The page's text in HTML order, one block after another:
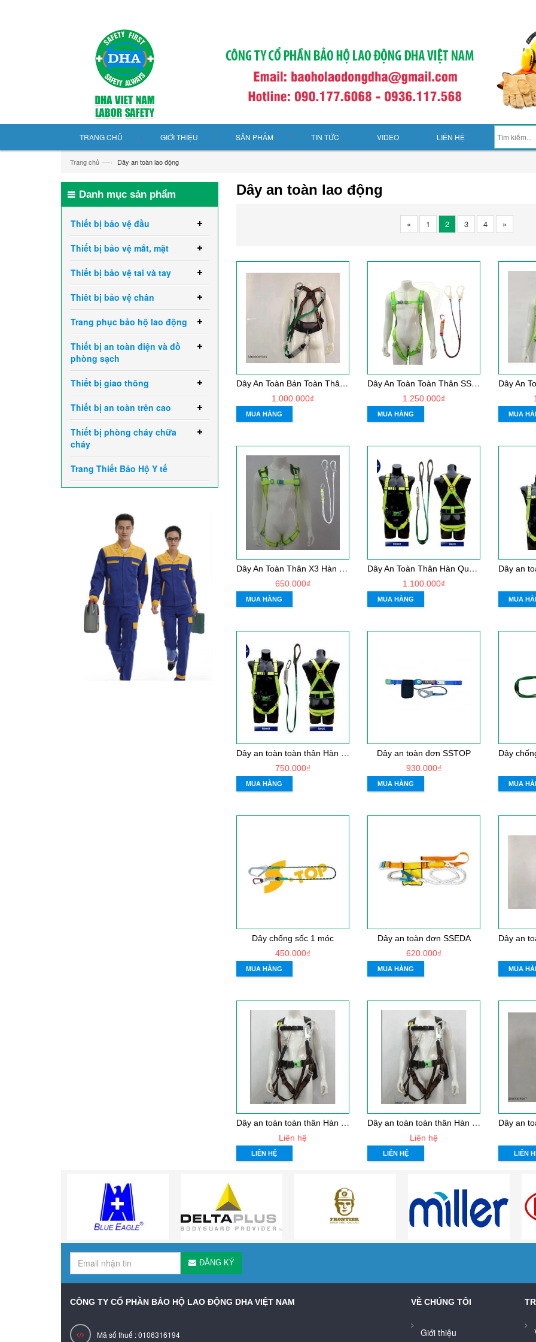
TRANG CHỦ GIỚI THIỆU SẢN PHẨM TIN TỨC VIDEO LIÊN HỆ
Trang chủ —› Dây an toàn lao động
Dây an toàn lao động
« 1 2 3 4 »
D
ây An Toàn Bán Toàn Thân Hàn Quốc Kukje 1 móc nhôm
1.000.000₫
MUA HÀNG
D
ây An Toàn Toàn Thân SStop 2 móc nhôm HAJ1 -2
1.250.000₫
MUA HÀNG MUA
D
ây An Toàn Thân X3 Hàn Quốc
650.000₫
MUA HÀNG
D
ây An Toàn Thân Hàn Quốc Kukje 2 móc nhôm
1.100.000₫
MUA HÀNG MUA
D
ây an toàn toàn thân Hàn quốc Kukje 1 móc sắt
750.000₫
MUA HÀNG
Dây an toàn đơn SSTOP
930.000₫
MUA HÀNG MUA
Dây chống sốc 1 móc
450.000₫
MUA HÀNG
Dây an toàn đơn SSEDA
620.000₫
MUA HÀNG MUA
D
ây an toàn toàn thân Hàn Quốc Kukje 2 móc sắt
Liên hệ
LIÊN HỆ
D
ây an toàn toàn thân Hàn Quốc kukje 2 móc nhôm
Liên hệ
LIÊN HỆ LIÊN
Danh mục sản phẩm
Thiết bị bảo vệ đầu
Thiết bị bảo vệ mắt, mặt
Thiết bị bảo vệ tai và tay
Thiêt bị bảo vệ chân
Trang phục bảo hộ lao động
Thiết bị an toàn điện và đồ
phòng sạch
Thiết bị giao thông
Thiết bị an toàn trên cao
Thiết bị phòng cháy chữa
cháy
Trang Thiết Bảo Hộ Y tế
ĐĂNG KÝ
CÔNG TY CỔ PHẦN BẢO HỘ LAO ĐỘNG DHA VIỆT NAM
Mã số thuế : 0106316194
VỀ CHÚNG TÔI
Giới thiệu